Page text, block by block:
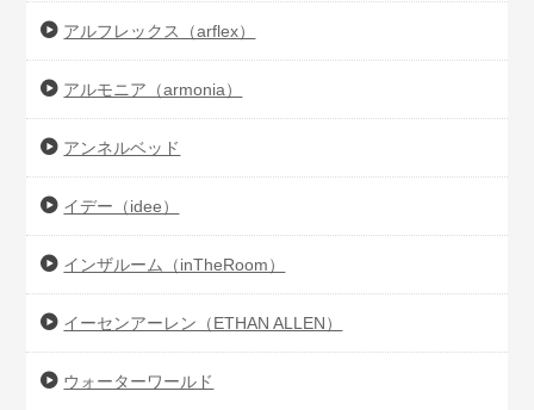
アルフレックス（arflex）
アルモニア（armonia）
アンネルベッド
イデー（idee）
インザルーム（inTheRoom）
イーセンアーレン（ETHAN ALLEN）
ウォーターワールド